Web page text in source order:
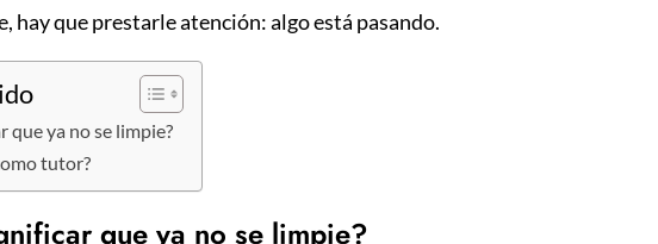
hay que prestarle atención: algo está pasando.
que ya no se limpie?
tutor?
que ya no se limpie?